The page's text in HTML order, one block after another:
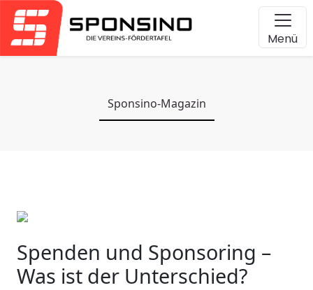
Menü
Sponsino-Magazin
Spenden und Sponsoring –
Was ist der Unterschied?